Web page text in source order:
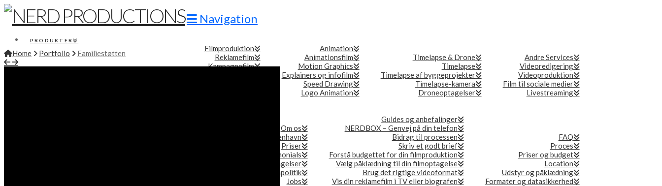
Navigation
PRODUKTER
Filmproduktion
Reklamefilm
Kampagnefilm
Animation
Animationsfilm
Motion Graphics
Explainers og infofilm
Speed Drawing
Logo Animation
Timelapse & Drone
Timelapse
Timelapse af byggeprojekter
Timelapse-kamera
Droneoptagelser
Andre Services
Videoredigering
Videoproduktion
Film til sociale medier
Livestreaming
Om os
Produktionsselskab i København
Priser
Referencer & testimonials
Forretningsbetingelser
Persondatapolitik
Jobs
Guides og anbefalinger
NERDBOX – Genvej på din telefon
Bidrag til processen
Skriv et godt brief
Forstå budgettet for din filmproduktion
Vælg påklædning til din filmoptagelse
Brug det rigtige videoformat
Vis din reklamefilm i TV eller biografen
FAQ
Proces
Priser og budget
Location
Udstyr og påklædning
Formater og datasikkerhed
Home Portfolio Familiestøtten